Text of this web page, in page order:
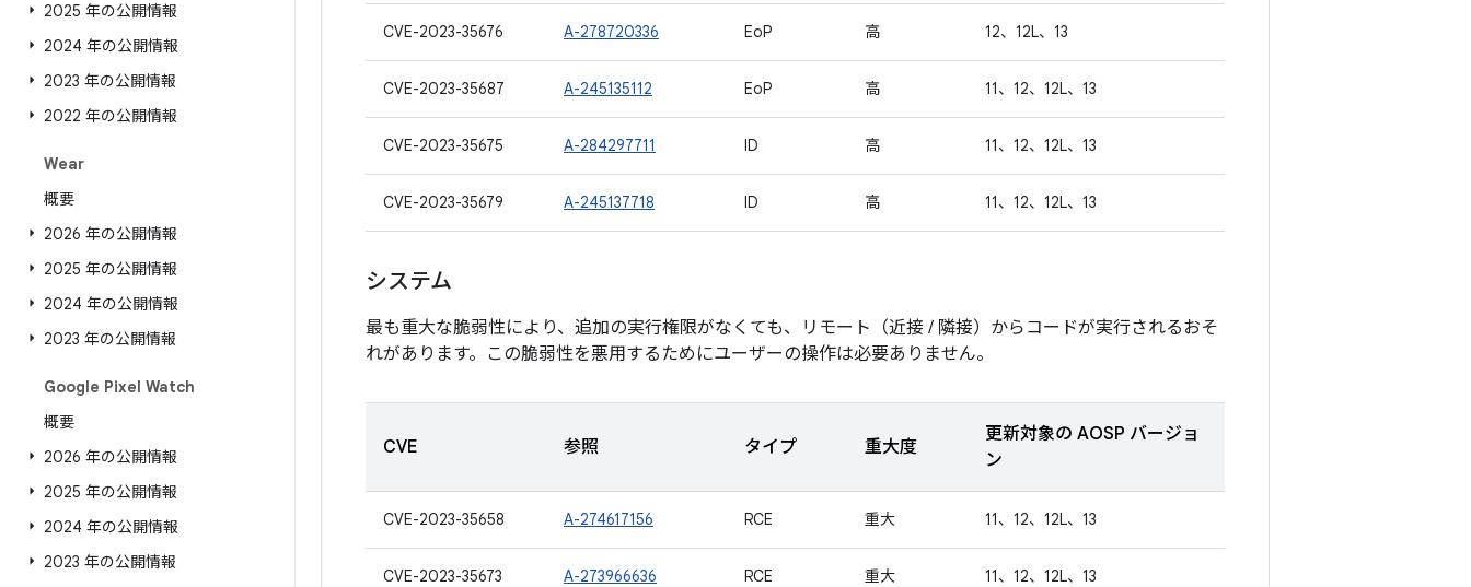
2025 年の公開情報
2024 年の公開情報
2023 年の公開情報
2022 年の公開情報
Wear
概要
2026 年の公開情報
2025 年の公開情報
2024 年の公開情報
2023 年の公開情報
Google Pixel Watch
概要
2026 年の公開情報
2025 年の公開情報
2024 年の公開情報
2023 年の公開情報
CVE-2023-35676 A-278720336 EoP 高 12、12L、13
CVE-2023-35687 A-245135112 EoP 高 11、12、12L、13
CVE-2023-35675 A-284297711 ID 高 11、12、12L、13
CVE-2023-35679 A-245137718 ID 高 11、12、12L、13
システム
最も重大な脆弱性により、追加の実行権限がなくても、リモート（近接 / 隣接）からコードが実行されるおそ
れがあります。この脆弱性を悪用するためにユーザーの操作は必要ありません。
CVE 参照 タイプ 重大度
更新対象の AOSP バージョ
ン
CVE-2023-35658 A-274617156 RCE 重大 11、12、12L、13
CVE-2023-35673 A-273966636 RCE 重大 11、12、12L、13